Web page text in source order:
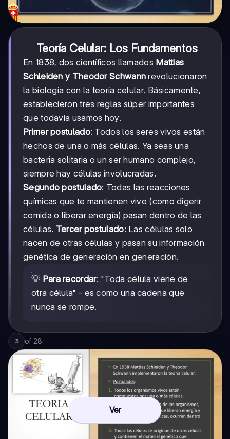
Teoría Celular: Los Fundamentos
En 1838, dos científicos llamados Mattias
Schleiden y Theodor Schwann revolucionaron
la biología con la teoría celular. Básicamente,
establecieron tres reglas súper importantes
que todavía usamos hoy.
Primer postulado: Todos los seres vivos están
hechos de una o más células. Ya seas una
bacteria solitaria o un ser humano complejo,
siempre hay células involucradas.
Segundo postulado: Todas las reacciones
químicas que te mantienen vivo (como digerir
comida o liberar energía) pasan dentro de las
células. Tercer postulado: Las células solo
nacen de otras células y pasan su información
genética de generación en generación.
💡 Para recordar: "Toda célula viene de
otra célula" - es como una cadena que
nunca se rompe.
3 of 28
Ver